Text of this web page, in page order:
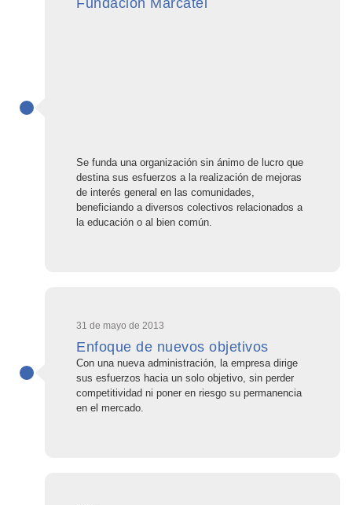
Fundación Marcatel
Se funda una organización sin ánimo de lucro que
destina sus esfuerzos a la realización de mejoras
de interés general en las comunidades,
beneficiando a diversos colectivos relacionados a
la educación o al bien común.
31 de mayo de 2013
Enfoque de nuevos objetivos
Con una nueva administración, la empresa dirige
sus esfuerzos hacia un solo objetivo, sin perder
competitividad ni poner en riesgo su permanencia
en el mercado.